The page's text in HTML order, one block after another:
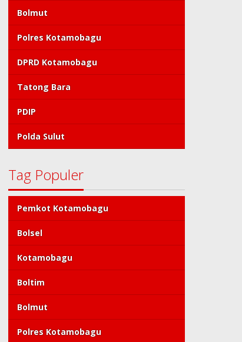
Bolmut
Polres Kotamobagu
DPRD Kotamobagu
Tatong Bara
PDIP
Polda Sulut
Tag Populer
Pemkot Kotamobagu
Bolsel
Kotamobagu
Boltim
Bolmut
Polres Kotamobagu